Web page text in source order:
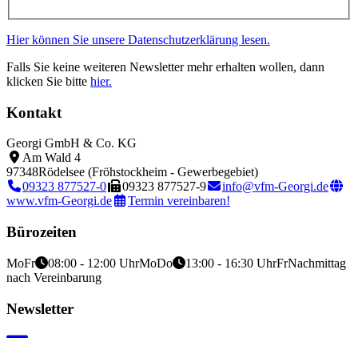
Hier können Sie unsere Datenschutzerklärung lesen.
Falls Sie keine weiteren Newsletter mehr erhalten wollen, dann
klicken Sie bitte hier.
Kontakt
Georgi GmbH & Co. KG
Am Wald 4
97348Rödelsee (Fröhstockheim - Gewerbegebiet)
09323 877527-0
09323 877527-9
info@vfm-Georgi.de
www.vfm-Georgi.de
Termin vereinbaren!
Bürozeiten
MoFr 08:00 - 12:00 UhrMoDo 13:00 - 16:30 UhrFrNachmittag
nach Vereinbarung
Newsletter